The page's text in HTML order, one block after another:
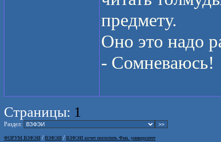
предмету.
Оно это надо
- Сомневаюсь!
Страницы: 1
Раздел:
ФОРУМ ВЗФЭИ /ВЗФЭИ /ВЗФЭИ хочет поглотить Фин. университет